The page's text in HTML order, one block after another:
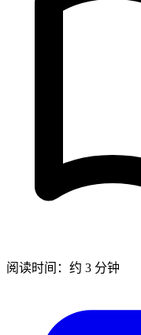
阅读时间：约 3 分钟